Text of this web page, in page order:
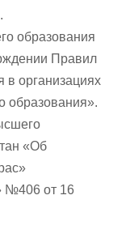
образования
Правил
в организациях
образования».
«Об
№406 от 16